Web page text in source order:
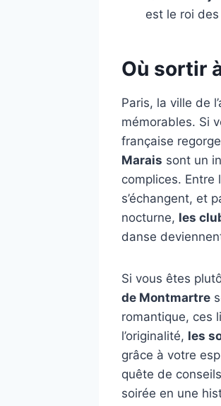
est le roi
Où sortir
Paris, la ville de
mémorables. Si
française
Marais sont un
complices.
s’échangent, et
nocturne, les
danse
Si vous êtes
de Montmartre
romantique, ces
l’originalité, les
grâce à votre
quête de
soirée en une